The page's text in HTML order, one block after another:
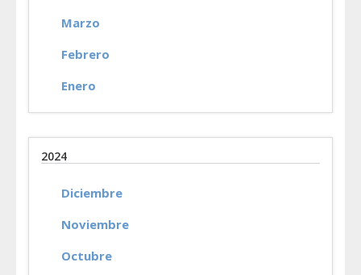
Marzo
Febrero
Enero
2024
Diciembre
Noviembre
Octubre